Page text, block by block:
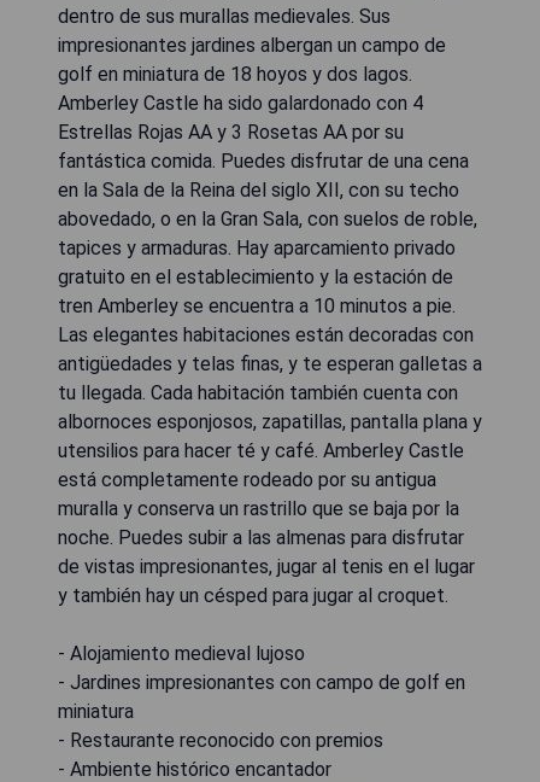
dentro de sus murallas medievales. Sus
impresionantes jardines albergan un campo de
golf en miniatura de 18 hoyos y dos lagos.
Amberley Castle ha sido galardonado con 4
Estrellas Rojas AA y 3 Rosetas AA por su
fantástica comida. Puedes disfrutar de una cena
en la Sala de la Reina del siglo XII, con su techo
abovedado, o en la Gran Sala, con suelos de roble,
tapices y armaduras. Hay aparcamiento privado
gratuito en el establecimiento y la estación de
tren Amberley se encuentra a 10 minutos a pie.
Las elegantes habitaciones están decoradas con
antigüedades y telas finas, y te esperan galletas a
tu llegada. Cada habitación también cuenta con
albornoces esponjosos, zapatillas, pantalla plana y
utensilios para hacer té y café. Amberley Castle
está completamente rodeado por su antigua
muralla y conserva un rastrillo que se baja por la
noche. Puedes subir a las almenas para disfrutar
de vistas impresionantes, jugar al tenis en el lugar
y también hay un césped para jugar al croquet.
- Alojamiento medieval lujoso
- Jardines impresionantes con campo de golf en
miniatura
- Restaurante reconocido con premios
- Ambiente histórico encantador